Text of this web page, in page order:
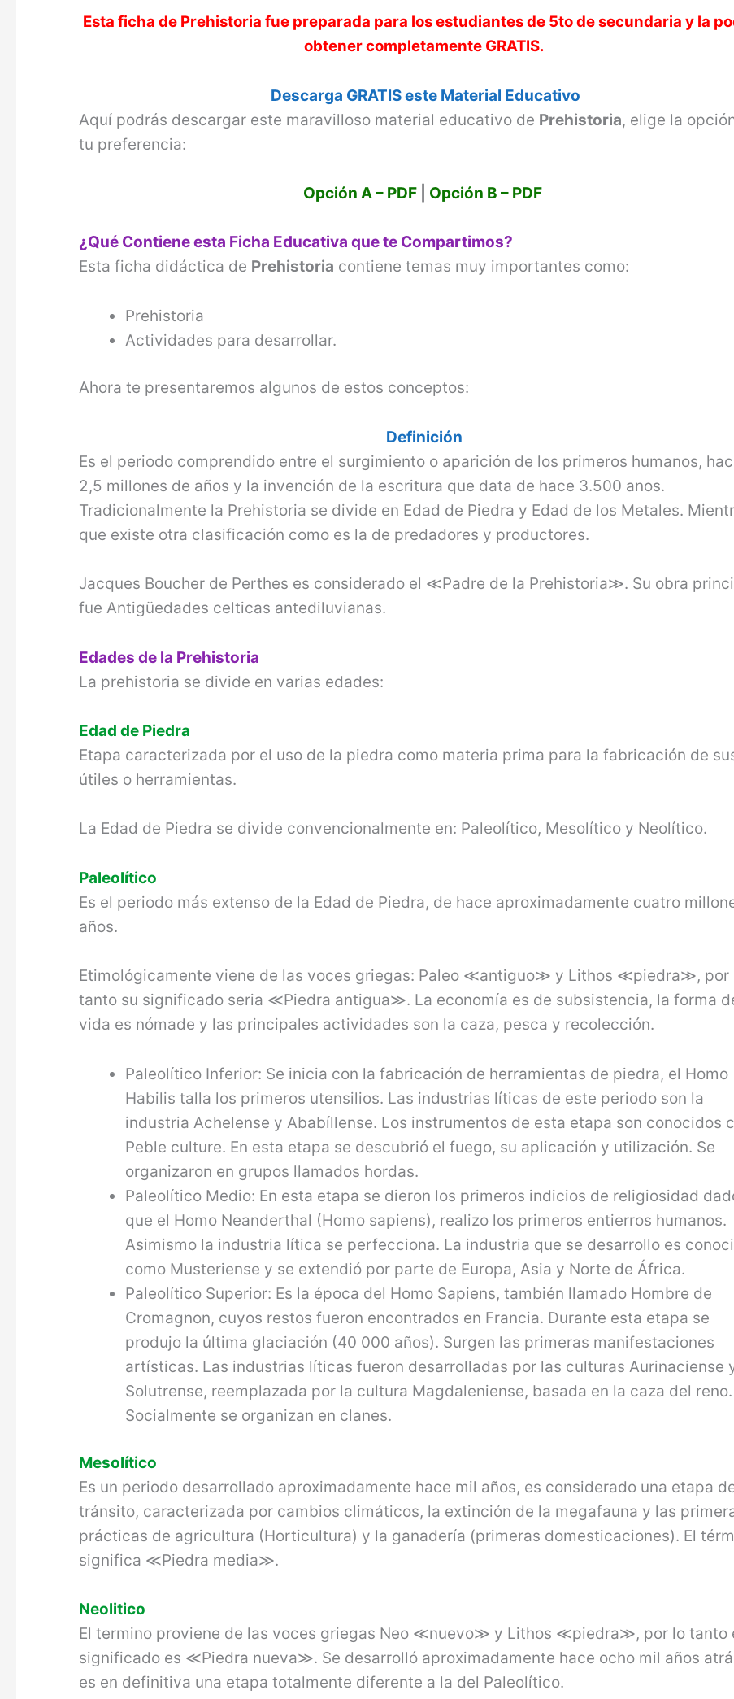
V
i
e
o
Esta ficha de Prehistoria fue preparada para los estudiantes de 5to de secundaria y la
obtener completamente GRATIS.
Descarga GRATIS este Material Educativo
Aquí podrás descargar este maravilloso material educativo de Prehistoria, elige la
tu preferencia:
Opción A – PDF| Opción B – PDF
¿Qué Contiene esta Ficha Educativa que te Compartimos?
Esta ficha didáctica de Prehistoria contiene temas muy importantes como:
Prehistoria
Actividades para desarrollar.
Ahora te presentaremos algunos de estos conceptos:
Definición
Es el periodo comprendido entre el surgimiento o aparición de los primeros humanos,
2,5 millones de años y la invención de la escritura que data de hace 3.500 anos.
Tradicionalmente la Prehistoria se divide en Edad de Piedra y Edad de los Metales.
que existe otra clasificación como es la de predadores y productores.
Jacques Boucher de Perthes es considerado el ≪Padre de la Prehistoria≫. Su obra
fue Antigüedades celticas antediluvianas.
Edades de la Prehistoria
La prehistoria se divide en varias edades:
Edad de Piedra
Etapa caracterizada por el uso de la piedra como materia prima para la fabricación de
útiles o herramientas.
La Edad de Piedra se divide convencionalmente en: Paleolítico, Mesolítico y Neolítico.
Paleolítico
Es el periodo más extenso de la Edad de Piedra, de hace aproximadamente cuatro
años.
Etimológicamente viene de las voces griegas: Paleo ≪antiguo≫ y Lithos ≪piedra≫, por
tanto su significado seria ≪Piedra antigua≫. La economía es de subsistencia, la forma
vida es nómade y las principales actividades son la caza, pesca y recolección.
Paleolítico Inferior: Se inicia con la fabricación de herramientas de piedra, el Homo
Habilis talla los primeros utensilios. Las industrias líticas de este periodo son la
industria Achelense y Ababíllense. Los instrumentos de esta etapa son conocidos
Peble culture. En esta etapa se descubrió el fuego, su aplicación y utilización. Se
organizaron en grupos llamados hordas.
Paleolítico Medio: En esta etapa se dieron los primeros indicios de religiosidad
que el Homo Neanderthal (Homo sapiens), realizo los primeros entierros humanos.
Asimismo la industria lítica se perfecciona. La industria que se desarrollo es
como Musteriense y se extendió por parte de Europa, Asia y Norte de África.
Paleolítico Superior: Es la época del Homo Sapiens, también llamado Hombre de
Cromagnon, cuyos restos fueron encontrados en Francia. Durante esta etapa se
produjo la última glaciación (40 000 años). Surgen las primeras manifestaciones
artísticas. Las industrias líticas fueron desarrolladas por las culturas Aurinaciense
Solutrense, reemplazada por la cultura Magdaleniense, basada en la caza del reno.
Socialmente se organizan en clanes.
Mesolítico
Es un periodo desarrollado aproximadamente hace mil años, es considerado una etapa
tránsito, caracterizada por cambios climáticos, la extinción de la megafauna y las
prácticas de agricultura (Horticultura) y la ganadería (primeras domesticaciones). El
significa ≪Piedra media≫.
Neolitico
El termino proviene de las voces griegas Neo ≪nuevo≫ y Lithos ≪piedra≫, por lo tanto
significado es ≪Piedra nueva≫. Se desarrolló aproximadamente hace ocho mil años
es en definitiva una etapa totalmente diferente a la del Paleolítico.